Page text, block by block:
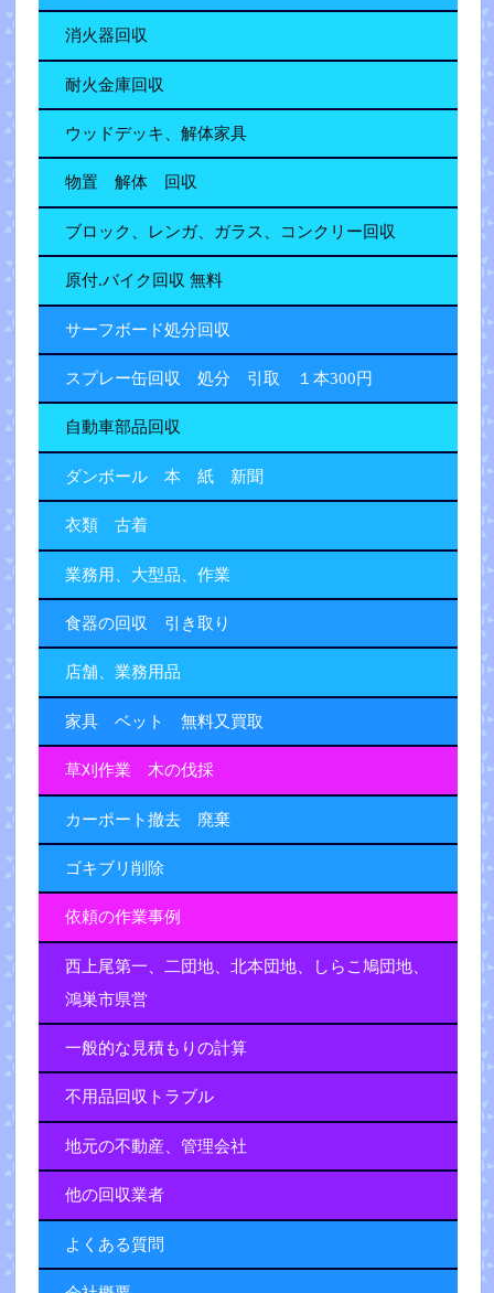
消火器回収
耐火金庫回収
ウッドデッキ、解体家具
物置 解体 回収
ブロック、レンガ、ガラス、コンクリー回収
原付.バイク回収 無料
サーフボード処分回収
スプレー缶回収 処分 引取 １本300円
自動車部品回収
ダンボール 本 紙 新聞
衣類 古着
業務用、大型品、作業
食器の回収 引き取り
店舗、業務用品
家具 ベット 無料又買取
草刈作業 木の伐採
カーポート撤去 廃棄
ゴキブリ削除
依頼の作業事例
西上尾第一、二団地、北本団地、しらこ鳩団地、
鴻巣市県営
一般的な見積もりの計算
不用品回収トラブル
地元の不動産、管理会社
他の回収業者
よくある質問